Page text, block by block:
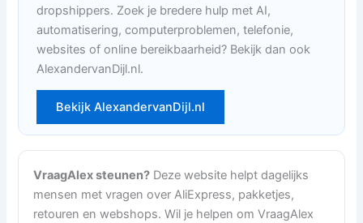
dropshippers. Zoek je bredere hulp met AI,
automatisering, computerproblemen, telefonie,
websites of online bereikbaarheid? Bekijk dan ook
AlexandervanDijl.nl.
Bekijk AlexandervanDijl.nl
VraagAlex steunen? Deze website helpt dagelijks
mensen met vragen over AliExpress, pakketjes,
retouren en webshops. Wil je helpen om VraagAlex